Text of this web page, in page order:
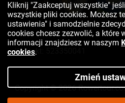
Kontakt:
Copyright © 2026
Kliknij "Zaakceptuj wszystkie"
wszystkie pliki cookies. Możesz
ustawienia" i samodzielnie
cookies chcesz zezwolić, a które
informacji znajdziesz w naszym
cookies.
Zmień